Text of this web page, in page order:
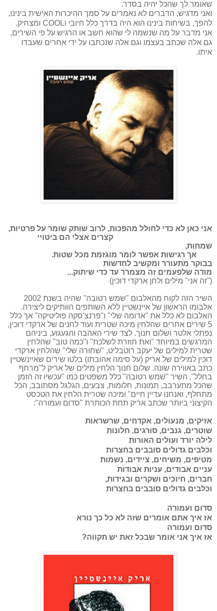
שאומר לך שהכל יהיה בסדר.
ואני מדגיש, הדברים לא נאמרים על סמך ההיכרות האישית בינינו,
להפך, בשיחות בינינו הוא היה בדרך כלל חיובי וCOOL ומצחיק.
אני מדבר על מה שנשמה לי שהוא חשב או הרגיש על פי השירים,
גם אלה שכתב בעצמו וגם אלה שנכתבו על ידי אחרים שעבדו
איתו.
אני כאן לא כדי לחולל מהפכות, לרוב שותק שומר על פרטיות,
קצרים אצלי הם ביטויי
שמחות,
אך רגישות אפשר לומר מוגזמת מכל שטות.
בבוקר מתעורר ומקשיב לחדשות
מודה שלפעמים זה מצמרר עד כדי שיתוק...
("זה אני" מילים ולחן ארקדי דוכין)
השיר הזה לקוח מהאלבום "שמש רטובה" שהיה בשנת 2002
אלבומו הראשון של איינשטיין ללא השותפים הוותיקים ליצירה.
האלבום לא כלל את "אדומה שלי" ו"פרנצ'סקה פוליטיקה" אך כלל
5 שירים אחרים שהלחין מיכה שטרית ועוד לחנים של ארקדי דוכין,
נפתלי אלטר ושלום חנוך. לצד שירי האהבה והגעגוע, ביניהם
המרגשים במיוחד "ואת חוזרת לשלכת" ו"כמה טוב" שהלחין
שטרית למילים של יעקב רוטבליט, "שחורה שלי" שהלחין ארקדי
דוכין למילים של אריק (על סימה אהובתו) בלטו שירים שאיינשטיין
כתב באווירה שונה. שלום חנוך הלחין מילים של אריק ל"מרחף
בחלל", השיר "שמש רטובה" כלל משפטים כמו "עכשיו זה הזמן
שהכל מתערבב, תמונות, חלומות, צבעים, הגלגל מסתובב, הכל
מתחלף, ואנחנו עדיין חיים" ומיכה שטרית הלחין את הטכסט
הקיצוני ביותר שכתב אריק תחת הכותרת "סדום ועמורה":
אזיקים, מנעולים, אקדחים, שרשראות
שוטרים, גנבים, סורגים, חלונות
לילה יורד ועולים האורות
וכלבים גדולים סובבים בחצרות
מטיפים, משיחים, ציידים, נשמות
עניים אבודים, עניות אבודות
חברים, חיוכים ושקרים ובגידות,
וכלבים גדולים סובבים בחצרות
סדום ועמורה
אז איך אתם אומרים שזה לא כל כך נורא
סדום ועמורה
אז איך אני אומר שבכל זאת יש תקווה?